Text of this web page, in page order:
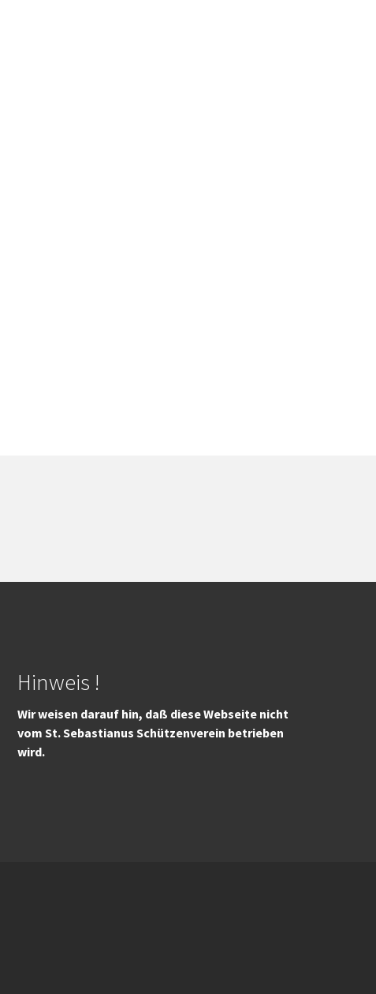
Hinweis !
Wir weisen darauf hin, daß diese Webseite nicht
vom St. Sebastianus Schützenverein betrieben
wird.